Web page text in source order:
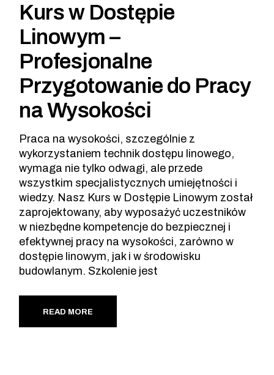
Kurs w Dostępie
Linowym –
Profesjonalne
Przygotowanie do Pracy
na Wysokości
Praca na wysokości, szczególnie z
wykorzystaniem technik dostępu linowego,
wymaga nie tylko odwagi, ale przede
wszystkim specjalistycznych umiejętności i
wiedzy. Nasz Kurs w Dostępie Linowym został
zaprojektowany, aby wyposażyć uczestników
w niezbędne kompetencje do bezpiecznej i
efektywnej pracy na wysokości, zarówno w
dostępie linowym, jak i w środowisku
budowlanym. Szkolenie jest
READ MORE